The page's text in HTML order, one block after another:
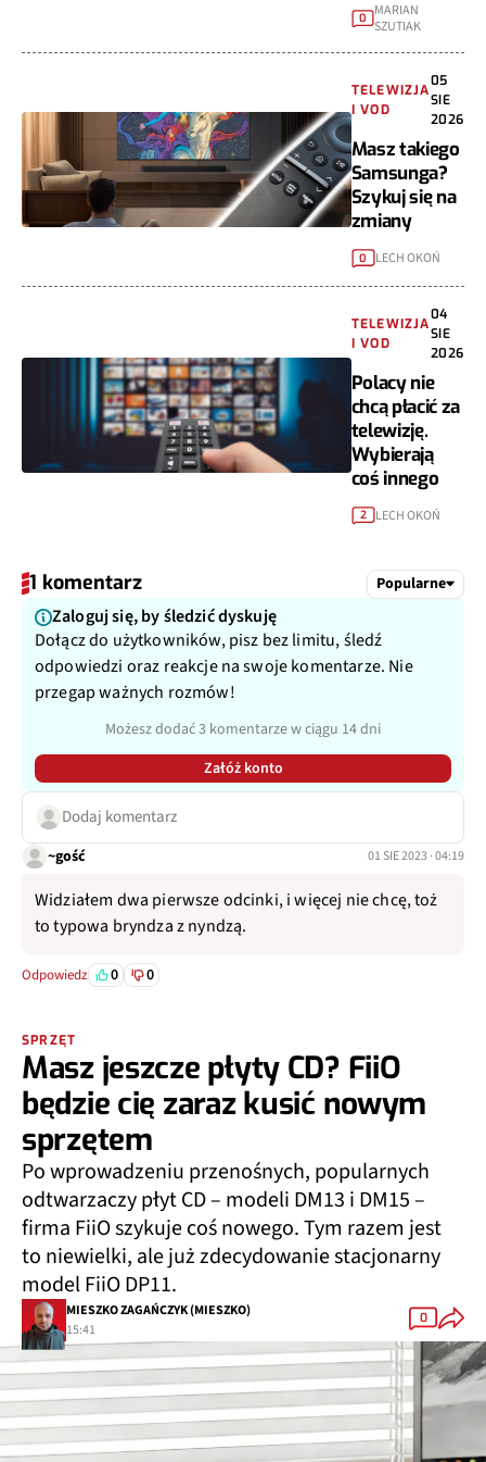
0
MARIAN
SZUTIAK
TELEWIZJA
I VOD
05
SIE
2026
Masz takiego
Samsunga?
Szykuj się na
zmiany
0 LECH OKOŃ
TELEWIZJA
I VOD
04
SIE
2026
Polacy nie
chcą płacić za
telewizję.
Wybierają
coś innego
2 LECH OKOŃ
1 komentarz Popularne
Zaloguj się, by śledzić dyskuję
Dołącz do użytkowników, pisz bez limitu, śledź
odpowiedzi oraz reakcje na swoje komentarze. Nie
przegap ważnych rozmów!
Możesz dodać 3 komentarze w ciągu 14 dni
Załóż konto
Dodaj komentarz
~gość 01 SIE 2023 · 04:19
Widziałem dwa pierwsze odcinki, i więcej nie chcę, toż
to typowa bryndza z nyndzą.
Odpowiedz 0 0
SPRZĘT
Masz jeszcze płyty CD? FiiO
będzie cię zaraz kusić nowym
sprzętem
Po wprowadzeniu przenośnych, popularnych
odtwarzaczy płyt CD – modeli DM13 i DM15 –
firma FiiO szykuje coś nowego. Tym razem jest
to niewielki, ale już zdecydowanie stacjonarny
model FiiO DP11.
MIESZKO ZAGAŃCZYK (MIESZKO)
15:41
0